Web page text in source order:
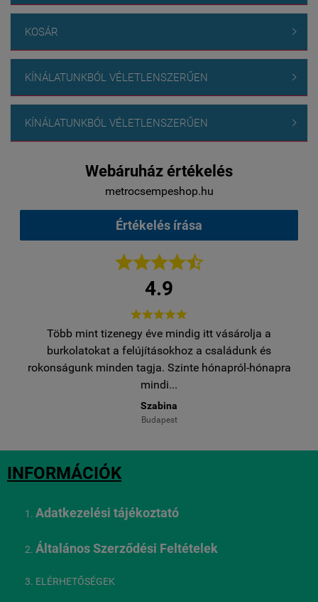
KOSÁR 
KÍNÁLATUNKBÓL VÉLETLENSZERŰEN 
KÍNÁLATUNKBÓL VÉLETLENSZERŰEN 
Webáruház értékelés
metrocsempeshop.hu
Értékelés írása

4.9

Több mint tizenegy éve mindig itt vásárolja a
burkolatokat a felújításokhoz a családunk és
rokonságunk minden tagja. Szinte hónapról-hónapra
mindi...
Szabina
Budapest
INFORMÁCIÓK
Adatkezelési tájékoztató
Általános Szerződési Feltételek
ELÉRHETŐSÉGEK